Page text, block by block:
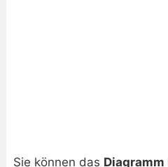
Sie können das